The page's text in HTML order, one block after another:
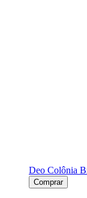
Deo Colônia
Comprar